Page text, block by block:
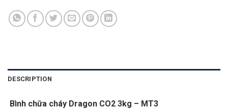
DESCRIPTION
Bình chữa cháy Dragon CO2 3kg – MT3